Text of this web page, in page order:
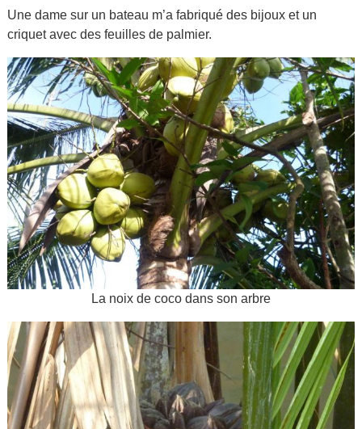
Une dame sur un bateau m’a fabriqué des bijoux et un
criquet avec des feuilles de palmier.
La noix de coco dans son arbre